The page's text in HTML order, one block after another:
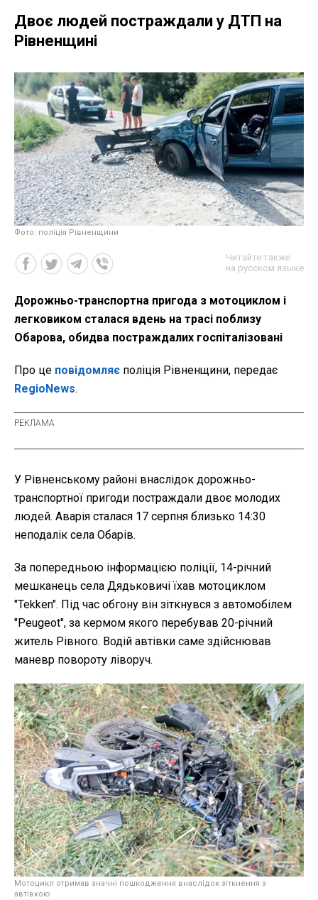
Двоє людей постраждали у ДТП на
Рівненщині
Фото: поліція Рівненщини
Читайте также
на русском языке
Дорожньо-транспортна пригода з мотоциклом і
легковиком сталася вдень на трасі поблизу
Обарова, обидва постраждалих госпіталізовані
Про це повідомляє поліція Рівненщини, передає
RegioNews.
У Рівненському районі внаслідок дорожньо-
транспортної пригоди постраждали двоє молодих
людей. Аварія сталася 17 серпня близько 14:30
неподалік села Обарів.
За попередньою інформацією поліції, 14-річний
мешканець села Дядьковичі їхав мотоциклом
"Tekken". Під час обгону він зіткнувся з автомобілем
"Peugeot", за кермом якого перебував 20-річний
житель Рівного. Водій автівки саме здійснював
маневр повороту ліворуч.
Мотоцикл отримав значні пошкодження внаслідок зіткнення з
автівкою